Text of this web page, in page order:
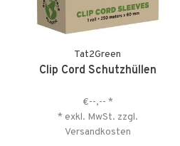
Tat2Green
Clip Cord Schutzhüllen
€--,-- *
* exkl. MwSt. zzgl.
Versandkosten